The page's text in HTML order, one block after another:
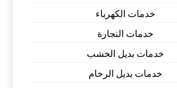
خدمات الكهرباء
خدمات النجارة
خدمات بديل الخشب
خدمات بديل الرخام